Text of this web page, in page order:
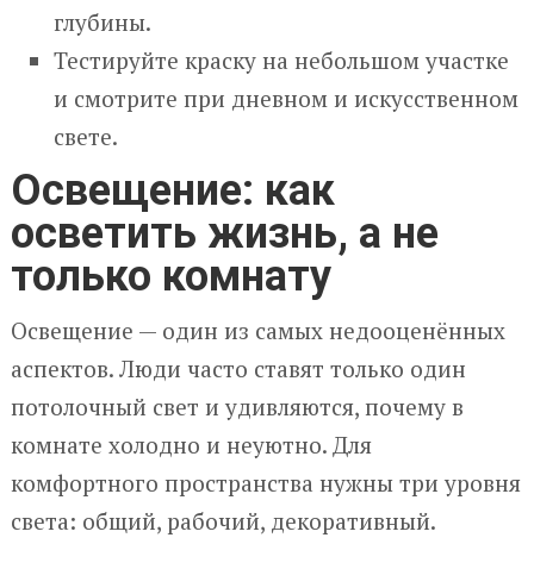
глубины.
Тестируйте краску на небольшом участке
и смотрите при дневном и искусственном
свете.
Освещение: как
осветить жизнь, а не
только комнату
Освещение — один из самых недооценённых
аспектов. Люди часто ставят только один
потолочный свет и удивляются, почему в
комнате холодно и неуютно. Для
комфортного пространства нужны три уровня
света: общий, рабочий, декоративный.